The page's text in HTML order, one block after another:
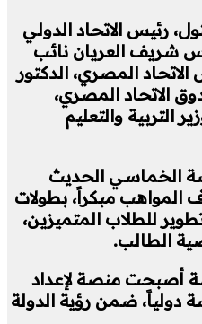
رئيس الاتحاد الدولي
شريف العريان نائب
المصري، الدكتور
الاتحاد المصري،
التربية والتعليم
الخماسي الحديث
المواهب مبكراً، بطولات
للطلاب المتميزين،
الطالب.
أصبحت منصة لإعداد
دولياً، ضمن رؤية الدولة